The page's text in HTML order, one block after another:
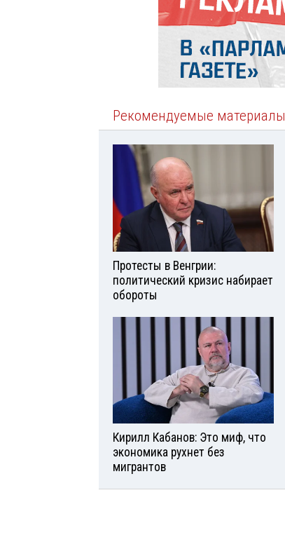
Рекомендуемые материалы
Протесты в Венгрии:
политический кризис набирает
обороты
Кирилл Кабанов: Это миф, что
экономика рухнет без
мигрантов